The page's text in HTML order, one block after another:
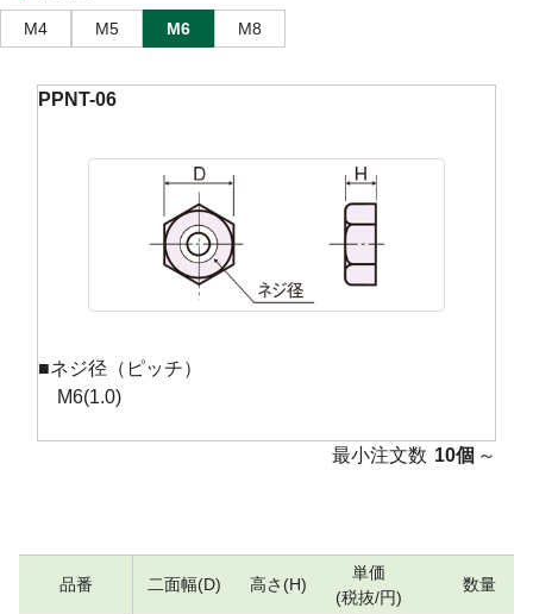
M4 M5 M6 M8
PPNT-06
■ネジ径（ピッチ）
M6(1.0)
最小注文数 10個 ～
品番 二面幅(D) 高さ(H)
単価
(税抜/円)
数量